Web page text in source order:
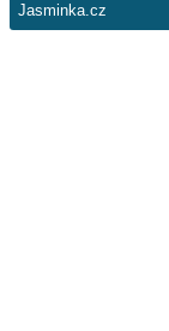
Jasminka.cz